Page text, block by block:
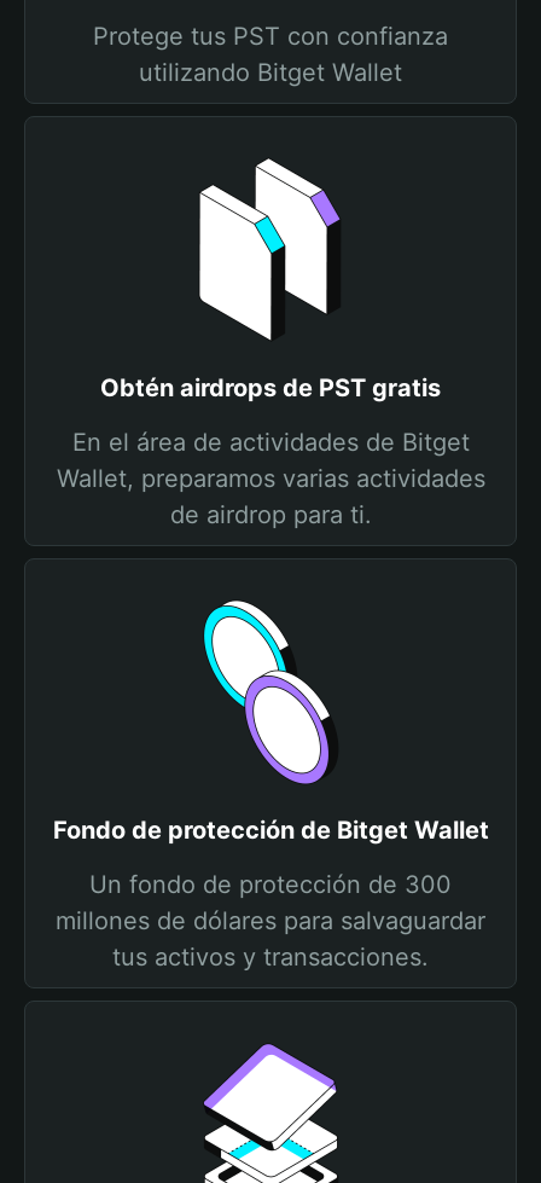
Protege tus PST con confianza
utilizando Bitget Wallet
Obtén airdrops de PST gratis
En el área de actividades de Bitget
Wallet, preparamos varias actividades
de airdrop para ti.
Fondo de protección de Bitget Wallet
Un fondo de protección de 300
millones de dólares para salvaguardar
tus activos y transacciones.